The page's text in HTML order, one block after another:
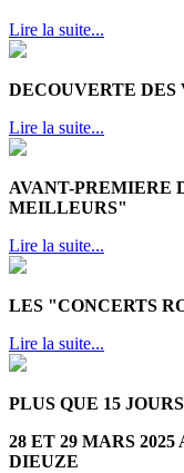
Lire la suite...
DECOUVERTE DES
Lire la suite...
AVANT-PREMIERE
MEILLEURS"
Lire la suite...
LES "CONCERTS
Lire la suite...
PLUS QUE 15
28 ET 29 MARS
DIEUZE